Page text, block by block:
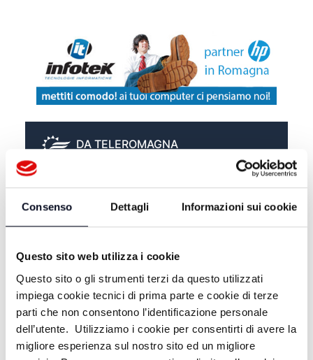
Consenso Dettagli Informazioni sui cookie
Questo sito web utilizza i cookie
Questo sito o gli strumenti terzi da questo utilizzati
impiega cookie tecnici di prima parte e cookie di terze
parti che non consentono l’identificazione personale
dell’utente. Utilizziamo i cookie per consentirti di avere la
migliore esperienza sul nostro sito ed un migliore
DA TELEROMAGNA
ZONA D - 29/06/2026
ZONA D - 15/06/2026